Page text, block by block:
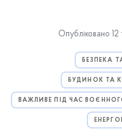
Опубліковано
БЕЗПЕКА
БУДИНОК ТА
ВАЖЛИВЕ ПІД ЧАС